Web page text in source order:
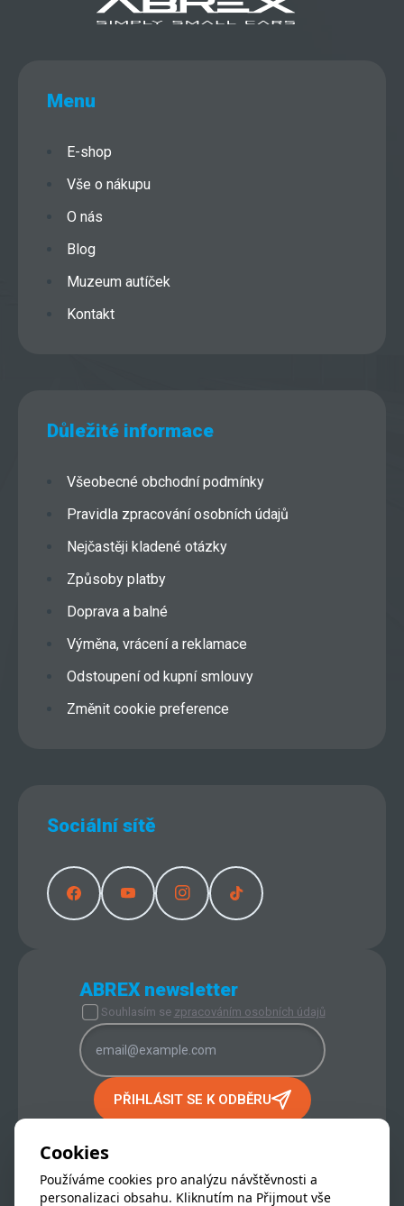
Menu
E-shop
Vše o nákupu
O nás
Blog
Muzeum autíček
Kontakt
Důležité informace
Všeobecné obchodní podmínky
Pravidla zpracování osobních údajů
Nejčastěji kladené otázky
Způsoby platby
Doprava a balné
Výměna, vrácení a reklamace
Odstoupení od kupní smlouvy
Změnit cookie preference
Sociální sítě
ABREX newsletter
Souhlasím se zpracováním osobních údajů
PŘIHLÁSIT SE K ODBĚRU
IČ:256 65 651
DIČ:CZ 256 65 651
Cookies
Používáme cookies pro analýzu návštěvnosti a
personalizaci obsahu. Kliknutím na Přijmout vše